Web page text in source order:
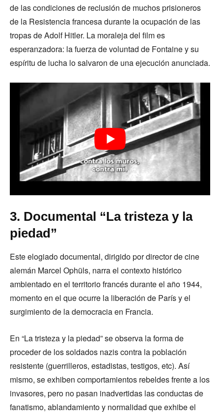
de las condiciones de reclusión de muchos prisioneros
de la Resistencia francesa durante la ocupación de las
tropas de Adolf Hitler. La moraleja del film es
esperanzadora: la fuerza de voluntad de Fontaine y su
espíritu de lucha lo salvaron de una ejecución anunciada.
3. Documental “La tristeza y la
piedad”
Este elogiado documental, dirigido por director de cine
alemán Marcel Ophüls, narra el contexto histórico
ambientado en el territorio francés durante el año 1944,
momento en el que ocurre la liberación de París y el
surgimiento de la democracia en Francia.
En “La tristeza y la piedad” se observa la forma de
proceder de los soldados nazis contra la población
resistente (guerrilleros, estadistas, testigos, etc). Así
mismo, se exhiben comportamientos rebeldes frente a los
invasores, pero no pasan inadvertidas las conductas de
fanatismo, ablandamiento y normalidad que exhibe el